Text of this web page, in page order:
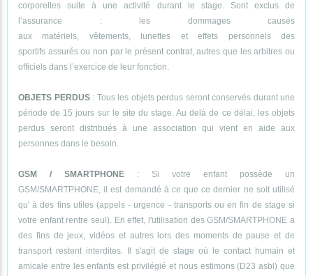
corporelles suite à une activité durant le stage. Sont exclus de
l’assurance : les dommages causés
aux matériels, vêtements, lunettes et effets personnels des
sportifs assurés ou non par le présent contrat, autres que les arbitres ou
officiels dans l’exercice de leur fonction.
OBJETS PERDUS: Tous les objets perdus seront conservés durant une
période de 15 jours sur le site du stage. Au delà de ce délai, les objets
perdus seront distribués à une association qui vient en aide aux
personnes dans le besoin.
GSM / SMARTPHONE : Si votre enfant possède un
GSM/SMARTPHONE, il est demandé à ce que ce dernier ne soit utilisé
qu' à des fins utiles (appels - urgence - transports ou en fin de stage si
votre enfant rentre seul). En effet, l'utilisation des GSM/SMARTPHONE a
des fins de jeux, vidéos et autres lors des moments de pause et de
transport restent interdites. Il s'agit de stage où le contact humain et
amicale entre les enfants est privilégié et nous estimons (D23 asbl) que